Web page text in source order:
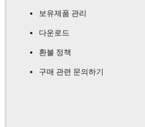
보유제품 관리
다운로드
환불 정책
구매 관련 문의하기